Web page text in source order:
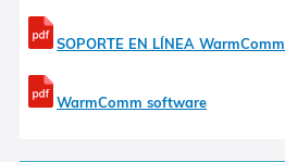
SOPORTE EN LÍNEA WarmComm
WarmComm software